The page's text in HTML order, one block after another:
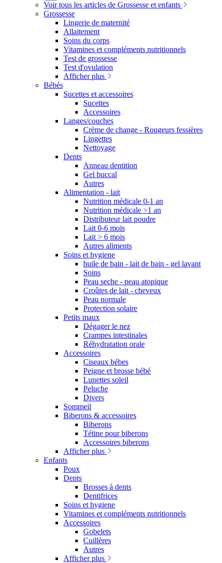
Voir tous les articles de Grossesse et enfants
Grossesse
Lingerie de maternité
Allaitement
Soins du corps
Vitamines et compléments nutritionnels
Test de grossesse
Test d'ovulation
Afficher plus
Bébés
Sucettes et accessoires
Sucettes
Accessoires
Langes/couches
Crème de change - Rougeurs fessières
Lingettes
Nettoyage
Dents
Anneau dentition
Gel buccal
Autres
Alimentation - lait
Nutrition médicale 0-1 an
Nutrition médicale >1 an
Distributeur lait poudre
Lait 0-6 mois
Lait > 6 mois
Autres aliments
Soins et hygiene
huile de bain - lait de bain - gel lavant
Soins
Peau seche - peau atopique
Croûtes de lait - cheveux
Peau normale
Protection solaire
Petits maux
Dégager le nez
Crampes intestinales
Réhydratation orale
Accessoires
Ciseaux bébes
Peigne et brosse bébé
Lunettes soleil
Peluche
Divers
Sommeil
Biberons & accessoires
Biberons
Tétine pour biberons
Accessoires biberons
Afficher plus
Enfants
Poux
Dents
Brosses à dents
Dentifrices
Soins et hygiene
Vitamines et compléments nutritionnels
Accessoires
Gobelets
Cuillères
Autres
Afficher plus